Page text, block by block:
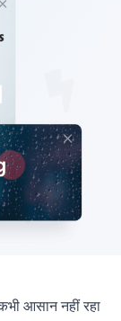
आसान नहीं रहा